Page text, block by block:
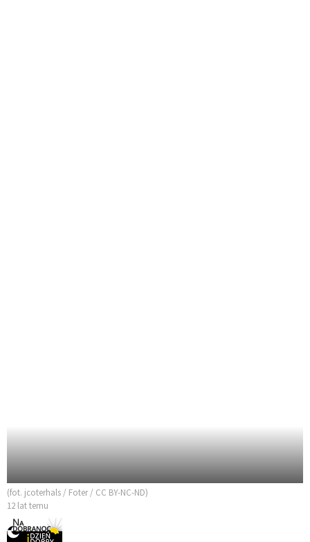
(fot. jcoterhals / Foter / CC BY-NC-ND)
12 lat temu